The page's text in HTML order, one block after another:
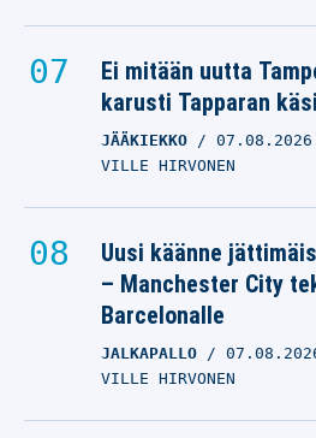
Ei mitään uutta
karusti Tapparan
JÄÄKIEKKO 07.08.2026
VILLE HIRVONEN
Uusi käänne
– Manchester City
Barcelonalle
JALKAPALLO
VILLE HIRVONEN